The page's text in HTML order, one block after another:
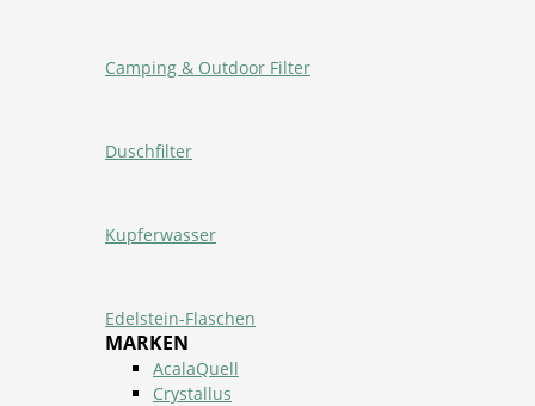
Camping & Outdoor Filter
Duschfilter
Kupferwasser
Edelstein-Flaschen
MARKEN
AcalaQuell
Crystallus